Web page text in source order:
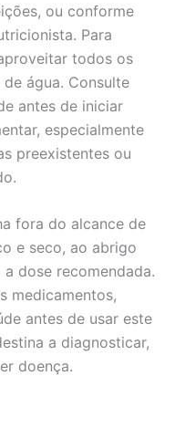
ou conforme
Para
todos os
água. Consulte
antes de iniciar
especialmente
preexistentes ou
fora do alcance de
e seco, ao abrigo
dose recomendada.
medicamentos,
antes de usar este
a diagnosticar,
doença.